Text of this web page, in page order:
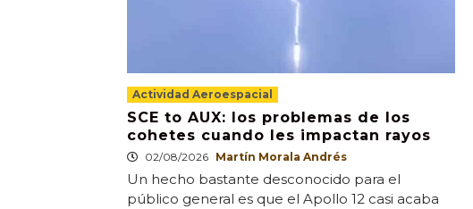
Actividad Aeroespacial
SCE to AUX: los problemas de los
cohetes cuando les impactan rayos
02/08/2026 Martín Morala Andrés
Un hecho bastante desconocido para el
público general es que el Apollo 12 casi acaba